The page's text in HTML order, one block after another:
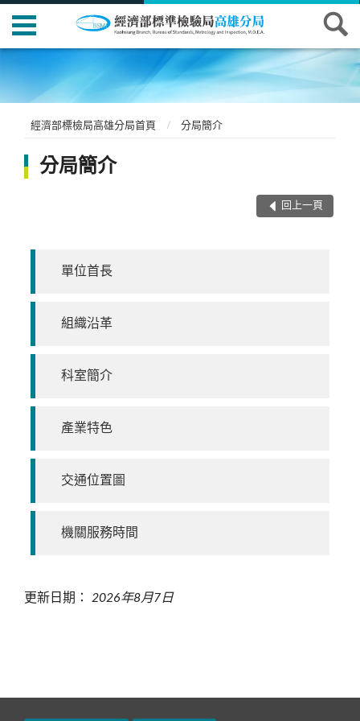
經濟部標檢局高雄分局首頁 分局簡介
分局簡介
回上一頁
單位首長
組織沿革
科室簡介
產業特色
交通位置圖
機關服務時間
更新日期： 2026年8月7日